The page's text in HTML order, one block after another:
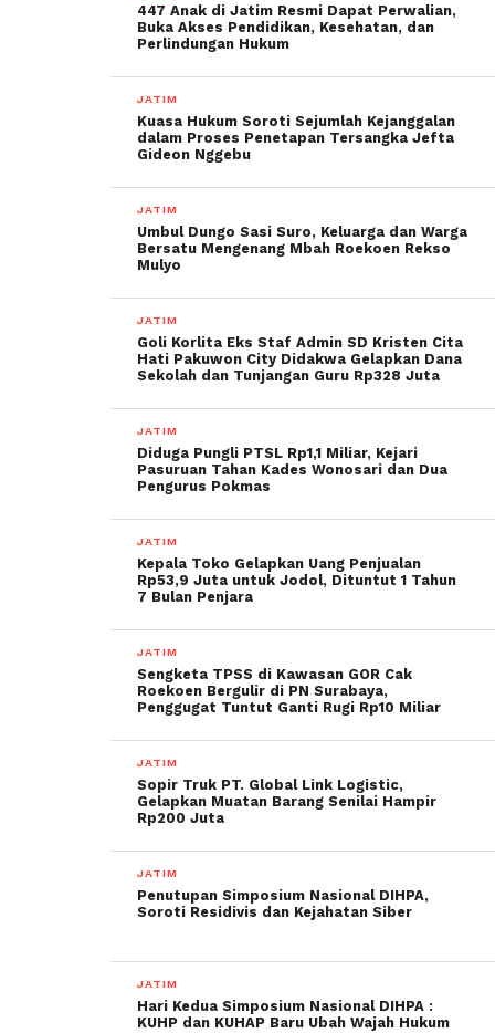
447 Anak di Jatim Resmi Dapat Perwalian,
Buka Akses Pendidikan, Kesehatan, dan
Perlindungan Hukum
JATIM
Kuasa Hukum Soroti Sejumlah Kejanggalan
dalam Proses Penetapan Tersangka Jefta
Gideon Nggebu
JATIM
Umbul Dungo Sasi Suro, Keluarga dan Warga
Bersatu Mengenang Mbah Roekoen Rekso
Mulyo
JATIM
Goli Korlita Eks Staf Admin SD Kristen Cita
Hati Pakuwon City Didakwa Gelapkan Dana
Sekolah dan Tunjangan Guru Rp328 Juta
JATIM
Diduga Pungli PTSL Rp1,1 Miliar, Kejari
Pasuruan Tahan Kades Wonosari dan Dua
Pengurus Pokmas
JATIM
Kepala Toko Gelapkan Uang Penjualan
Rp53,9 Juta untuk Jodol, Dituntut 1 Tahun
7 Bulan Penjara
JATIM
Sengketa TPSS di Kawasan GOR Cak
Roekoen Bergulir di PN Surabaya,
Penggugat Tuntut Ganti Rugi Rp10 Miliar
JATIM
Sopir Truk PT. Global Link Logistic,
Gelapkan Muatan Barang Senilai Hampir
Rp200 Juta
JATIM
Penutupan Simposium Nasional DIHPA,
Soroti Residivis dan Kejahatan Siber
JATIM
Hari Kedua Simposium Nasional DIHPA :
KUHP dan KUHAP Baru Ubah Wajah Hukum